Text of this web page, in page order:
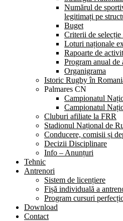
Numărul de
legitimați pe
Buget
Criterii de
Loturi naționale
Rapoarte de
Program anual de
Organigrama
Istoric Rugby în
Palmares CN
Campionatul
Campionatul
Cluburi afiliate la FRR
Stadionul Național de
Conducere, comisii și
Decizii Disciplinare
Info – Anunțuri
Tehnic
Antrenori
Sistem de licențiere
Fișă individuală a
Program cursuri
Download
Contact